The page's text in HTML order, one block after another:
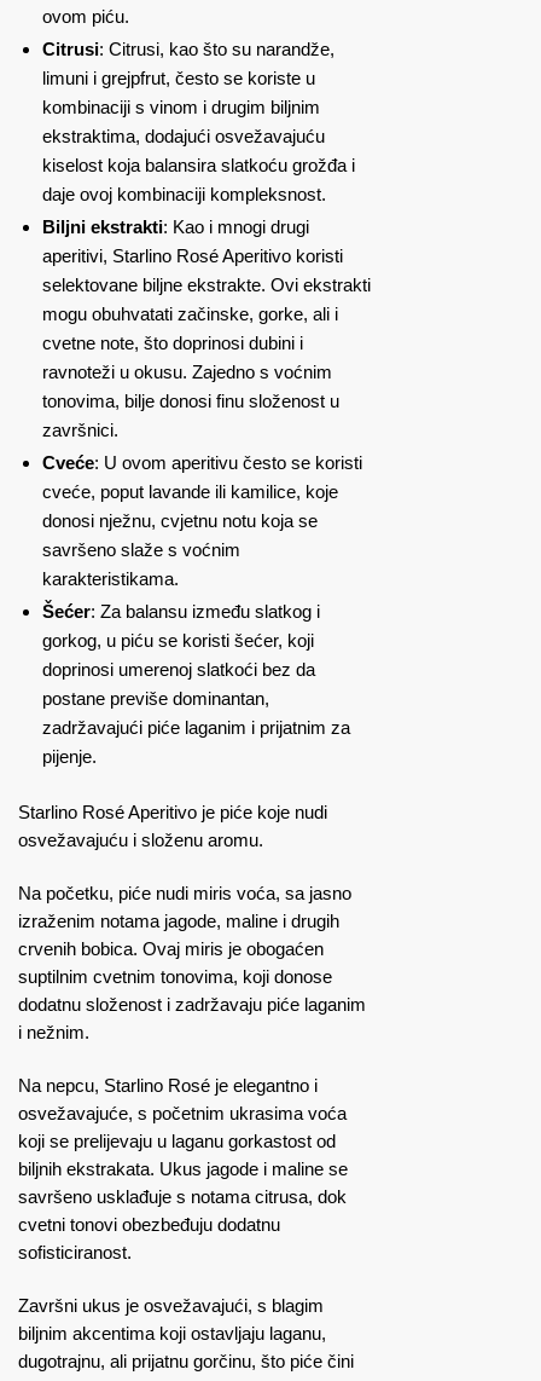
ovom piću.
Citrusi: Citrusi, kao što su narandže,
limuni i grejpfrut, često se koriste u
kombinaciji s vinom i drugim biljnim
ekstraktima, dodajući osvežavajuću
kiselost koja balansira slatkoću grožđa i
daje ovoj kombinaciji kompleksnost.
Biljni ekstrakti: Kao i mnogi drugi
aperitivi, Starlino Rosé Aperitivo koristi
selektovane biljne ekstrakte. Ovi ekstrakti
mogu obuhvatati začinske, gorke, ali i
cvetne note, što doprinosi dubini i
ravnoteži u okusu. Zajedno s voćnim
tonovima, bilje donosi finu složenost u
završnici.
Cveće: U ovom aperitivu često se koristi
cveće, poput lavande ili kamilice, koje
donosi nježnu, cvjetnu notu koja se
savršeno slaže s voćnim
karakteristikama.
Šećer: Za balansu između slatkog i
gorkog, u piću se koristi šećer, koji
doprinosi umerenoj slatkoći bez da
postane previše dominantan,
zadržavajući piće laganim i prijatnim za
pijenje.
Starlino Rosé Aperitivo je piće koje nudi
osvežavajuću i složenu aromu.
Na početku, piće nudi miris voća, sa jasno
izraženim notama jagode, maline i drugih
crvenih bobica. Ovaj miris je obogaćen
suptilnim cvetnim tonovima, koji donose
dodatnu složenost i zadržavaju piće laganim
i nežnim.
Na nepcu, Starlino Rosé je elegantno i
osvežavajuće, s početnim ukrasima voća
koji se prelijevaju u laganu gorkastost od
biljnih ekstrakata. Ukus jagode i maline se
savršeno usklađuje s notama citrusa, dok
cvetni tonovi obezbeđuju dodatnu
sofisticiranost.
Završni ukus je osvežavajući, s blagim
biljnim akcentima koji ostavljaju laganu,
dugotrajnu, ali prijatnu gorčinu, što piće čini